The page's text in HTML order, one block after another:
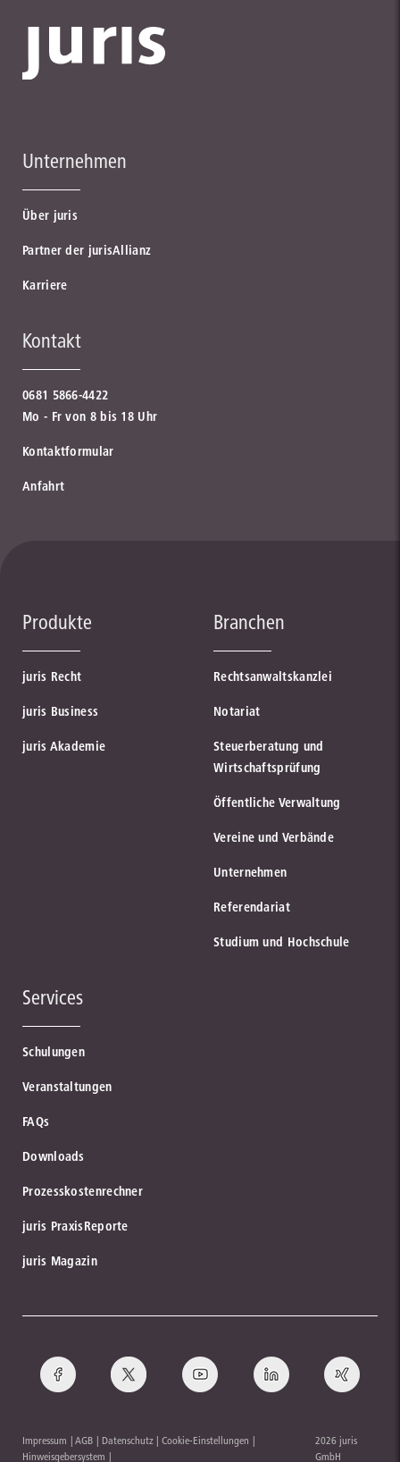
Unternehmen
Über juris
Partner der jurisAllianz
Karriere
Kontakt
0681 5866-4422
Mo - Fr von 8 bis 18 Uhr
Kontaktformular
Anfahrt
Produkte
juris Recht
juris Business
juris Akademie
Branchen
Rechtsanwaltskanzlei
Notariat
Steuerberatung und
Wirtschaftsprüfung
Öffentliche Verwaltung
Vereine und Verbände
Unternehmen
Referendariat
Studium und Hochschule
Services
Schulungen
Veranstaltungen
FAQs
Downloads
Prozesskostenrechner
juris PraxisReporte
juris Magazin
Impressum AGB Datenschutz
Cookie-Einstellungen
Hinweisgebersystem
2026 juris
GmbH